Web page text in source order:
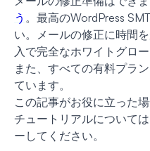
う 。最高のWordPress
い。メールの修正に時間
入で完全なホワイトグロ
また、すべての有料プラ
ています。
この記事がお役に立った
チュートリアルについて
ーしてください。